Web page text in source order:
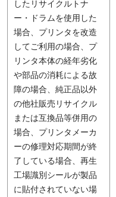
したリサイクルトナ
ー・ドラムを使用した
場合、プリンタを改造
してご利用の場合、プ
リンタ本体の経年劣化
や部品の消耗による故
障の場合、純正品以外
の他社販売リサイクル
または互換品等併用の
場合、プリンタメーカ
ーの修理対応期間が終
了している場合、再生
工場識別シールが製品
に貼付されていない場